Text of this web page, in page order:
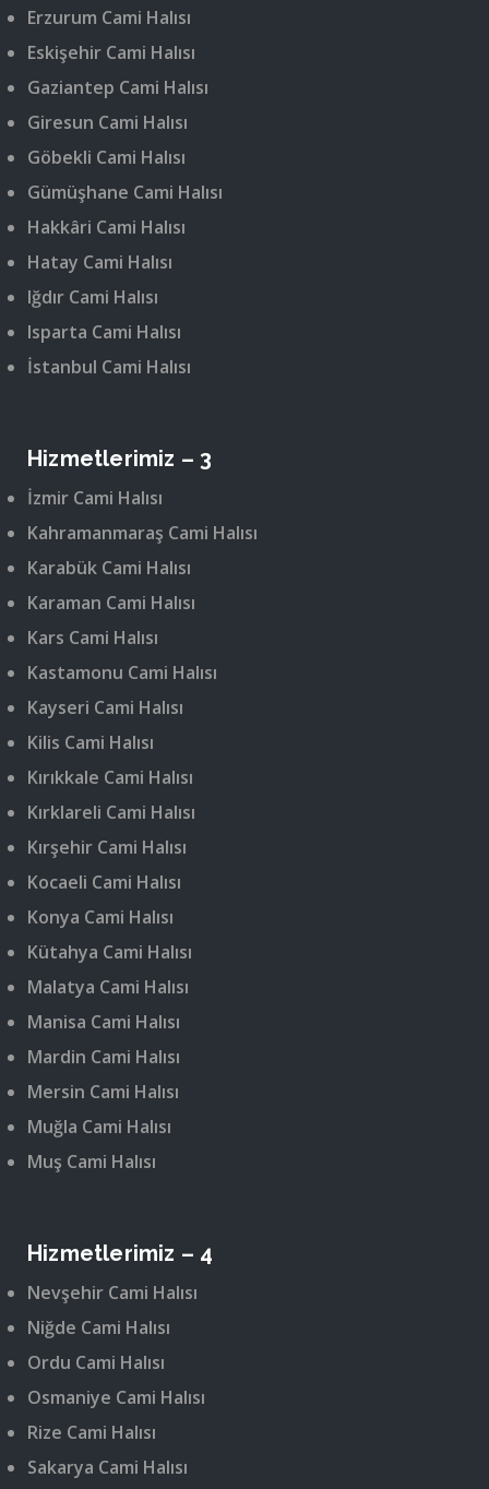
Erzurum Cami Halısı
Eskişehir Cami Halısı
Gaziantep Cami Halısı
Giresun Cami Halısı
Göbekli Cami Halısı
Gümüşhane Cami Halısı
Hakkâri Cami Halısı
Hatay Cami Halısı
Iğdır Cami Halısı
Isparta Cami Halısı
İstanbul Cami Halısı
Hizmetlerimiz – 3
İzmir Cami Halısı
Kahramanmaraş Cami Halısı
Karabük Cami Halısı
Karaman Cami Halısı
Kars Cami Halısı
Kastamonu Cami Halısı
Kayseri Cami Halısı
Kilis Cami Halısı
Kırıkkale Cami Halısı
Kırklareli Cami Halısı
Kırşehir Cami Halısı
Kocaeli Cami Halısı
Konya Cami Halısı
Kütahya Cami Halısı
Malatya Cami Halısı
Manisa Cami Halısı
Mardin Cami Halısı
Mersin Cami Halısı
Muğla Cami Halısı
Muş Cami Halısı
Hizmetlerimiz – 4
Nevşehir Cami Halısı
Niğde Cami Halısı
Ordu Cami Halısı
Osmaniye Cami Halısı
Rize Cami Halısı
Sakarya Cami Halısı